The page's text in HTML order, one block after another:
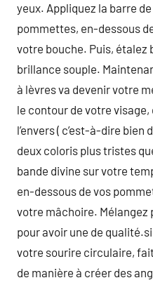
yeux. Appliquez la barre
pommettes, en-dessous
votre bouche. Puis, étalez
brillance souple.
à lèvres va devenir votre
le contour de votre visage,
l’envers ( c’est-à-dire bien
deux coloris plus tristes
bande divine sur votre
en-dessous de vos
votre mâchoire. Mélangez
pour avoir une de
votre sourire circulaire,
de manière à créer des